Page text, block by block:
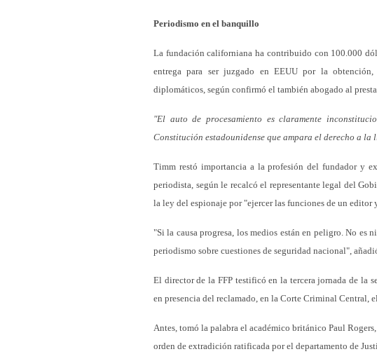
Periodismo en el banquillo
La fundación californiana ha contribuido con 100.000
entrega para ser juzgado en EEUU por la
diplomáticos, según confirmó el también abogado al
"El auto de procesamiento es claramente
Constitución estadounidense que ampara el derecho a la
Timm restó importancia a la profesión del fundador y
periodista, según le recalcó el representante legal del
la ley del espionaje por "ejercer las funciones de un editor
"Si la causa progresa, los medios están en peligro. No
periodismo sobre cuestiones de seguridad nacional",
El director de la FFP testificó en la tercera jornada de la
en presencia del reclamado, en la Corte Criminal Central,
Antes, tomó la palabra el académico británico Paul
orden de extradición ratificada por el departamento de